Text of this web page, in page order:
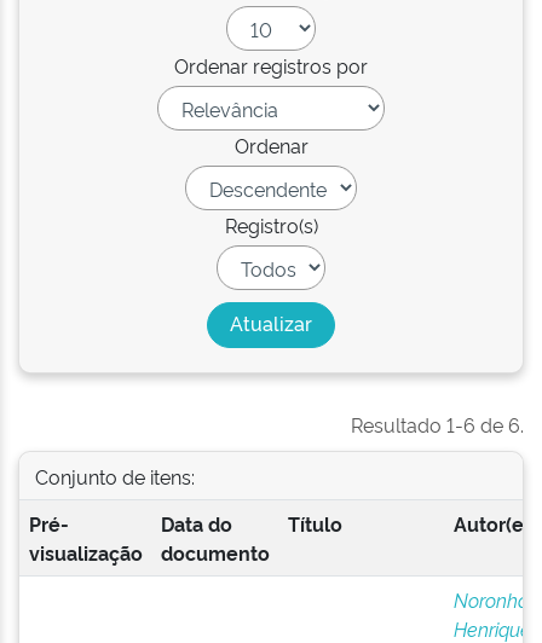
Ordenar registros por
Ordenar
Registro(s)
Resultado 1-6 de 6.
Conjunto de itens:
Pré-
visualização
Data do
documento
Título Autor(es)
Noronha,
Henrique